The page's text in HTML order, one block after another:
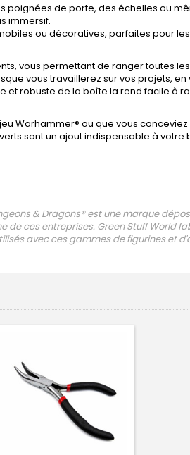
poignées de porte, des échelles ou
immersif.
ou décoratives, parfaites pour
vous permettant de ranger toutes
vous travaillerez sur vos projets, en
robuste de la boîte la rend facile à
Warhammer® ou que vous
sont un ajout indispensable à votre
& Dragons® est une marque
de ces entreprises. Green Stuff World
avec ces gammes de figurines et